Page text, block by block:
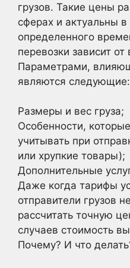
грузов. Такие цены
сферах и актуальны в
определенного
перевозки зависит от
Параметрами,
являются следующие:
Размеры и вес груза;
Особенности,
учитывать при
или хрупкие товары);
Дополнительные
Даже когда тарифы
отправители грузов
рассчитать точную
случаев стоимость
Почему? И что